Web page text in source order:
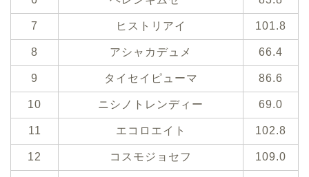
7 ヒストリアイ 101.8
8 アシャカデュメ 66.4
9 タイセイピューマ 86.6
10 ニシノトレンディー 69.0
11 エコロエイト 102.8
12 コスモジョセフ 109.0